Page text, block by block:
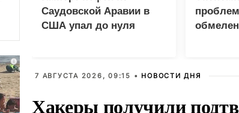
Саудовской Аравии в
США упал до нуля
7 АВГУСТА 2026, 09:15 • НОВОСТИ ДНЯ
Хакеры получили